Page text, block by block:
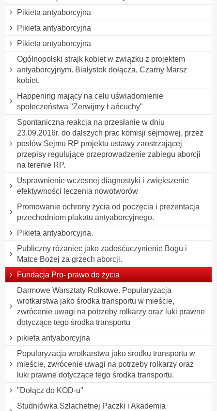
Pikieta antyaborcyjna
Pikieta antyaborcyjna
Pikieta antyaborcyjna
Ogólnopolski strajk kobiet w związku z projektem
antyaborcyjnym. Białystok dołącza, Czarny Marsz
kobiet.
Happening mający na celu uświadomienie
społeczeństwa "Zerwijmy Łańcuchy"
Spontaniczna reakcja na przesłanie w dniu
23.09.2016r. do dalszych prac komisji sejmowej, przez
posłów Sejmu RP projektu ustawy zaostrzającej
przepisy regulujące przeprowadzenie zabiegu aborcji
na terenie RP.
Usprawnienie wczesnej diagnostyki i zwiększenie
efektywności leczenia nowotworów
Promowanie ochrony życia od poczęcia i prezentacja
przechodniom plakatu antyaborcyjnego.
Pikieta antyaborcyjna.
Publiczny różaniec jako zadośćuczynienie Bogu i
Matce Bożej za grzech aborcji.
Fundacja Pro- prawo do życia
Darmowe Warsztaty Rolkowe. Popularyzacja
wrotkarstwa jako środka transportu w mieście,
zwrócenie uwagi na potrzeby rolkarzy oraz luki prawne
dotyczące tego środka transportu
pikieta antyaborcyjna
Popularyzacja wrotkarstwa jako środku transportu w
mieście, zwrócenie uwagi na potrzeby rolkarzy oraz
luki prawne dotyczące tego środka transportu.
"Dołącz do KOD-u"
Studniówka Szlachetnej Paczki i Akademia